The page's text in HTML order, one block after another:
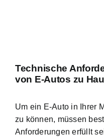
Technische
von E-Autos zu
Um ein E-Auto in Ihrer
zu können, müssen
Anforderungen erfüllt